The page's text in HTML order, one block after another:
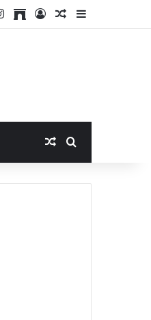
Instagram
ArchiveAccesoPublicación al
Barra lateral
Publicación al
Buscar por